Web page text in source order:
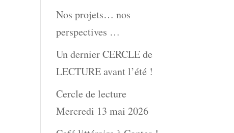
Nos projets… nos
perspectives …
Un dernier CERCLE de
LECTURE avant l’été !
Cercle de lecture
Mercredi 13 mai 2026